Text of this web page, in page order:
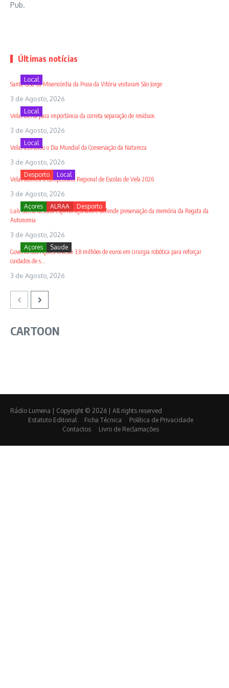
Pub.
Últimas notícias
Local
Santa Casa da Misericórdia da Praia da Vitória visitaram São Jorge
3 de Agosto, 2026
Local
Velas alerta para importância da correta separação de resíduos
3 de Agosto, 2026
Local
Velas assinalou o Dia Mundial da Conservação da Natureza
3 de Agosto, 2026
Desporto Local
Velas acolheu o Campeonato Regional de Escolas de Vela 2026
3 de Agosto, 2026
Açores ALRAA Desporto
Luís Garcia destaca espírito açoriano e defende preservação da memória da Regata da
Autonomia
3 de Agosto, 2026
Açores Saude
Governo dos Açores investe 3,8 milhões de euros em cirurgia robótica para reforçar
cuidados de s...
3 de Agosto, 2026
CARTOON
Rádio Lumena | Copyright © 2026 | All rights reserved
Estatuto Editorial
Ficha Técnica
Política de Privacidade
Contactos
Livro de Reclamações